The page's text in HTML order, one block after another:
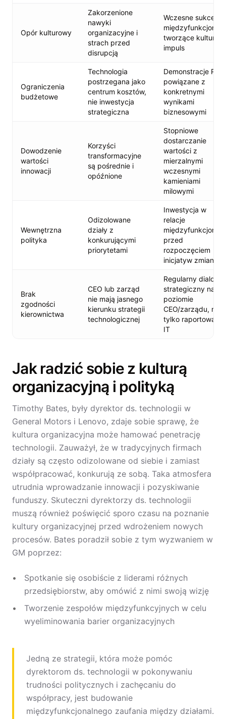
Opór kulturowy
Zakorzenione
nawyki
organizacyjne i
strach przed
disrupcją
Wczesne sukcesy
tworzące
impuls
Ograniczenia
budżetowe
Technologia
postrzegana jako
centrum kosztów,
nie inwestycja
strategiczna
Demonstracje ROI
powiązane z
konkretnymi
wynikami
biznesowymi
Dowodzenie
wartości
innowacji
Korzyści
transformacyjne
są pośrednie i
opóźnione
Stopniowe
dostarczanie
wartości z
mierzalnymi
wczesnymi
kamieniami
milowymi
Wewnętrzna
polityka
Odizolowane
działy z
konkurującymi
priorytetami
Inwestycja w
relacje
przed
rozpoczęciem
inicjatyw zmian
Brak
zgodności
kierownictwa
CEO lub zarząd
nie mają jasnego
kierunku strategii
technologicznej
Regularny dialog
strategiczny na
poziomie
CEO/zarządu, nie
tylko raportowanie
IT
Jak radzić sobie z kulturą
organizacyjną i polityką
Timothy Bates, były dyrektor ds. technologii w
General Motors i Lenovo, zdaje sobie sprawę, że
kultura organizacyjna może hamować penetrację
technologii. Zauważył, że w tradycyjnych firmach
działy są często odizolowane od siebie i zamiast
współpracować, konkurują ze sobą. Taka atmosfera
utrudnia wprowadzanie innowacji i pozyskiwanie
funduszy. Skuteczni dyrektorzy ds. technologii
muszą również poświęcić sporo czasu na poznanie
kultury organizacyjnej przed wdrożeniem nowych
procesów. Bates poradził sobie z tym wyzwaniem w
GM poprzez:
Spotkanie się osobiście z liderami różnych
przedsiębiorstw, aby omówić z nimi swoją wizję
Tworzenie zespołów międzyfunkcyjnych w celu
wyeliminowania barier organizacyjnych
Jedną ze strategii, która może pomóc
dyrektorom ds. technologii w pokonywaniu
trudności politycznych i zachęcaniu do
współpracy, jest budowanie
międzyfunkcjonalnego zaufania między działami.